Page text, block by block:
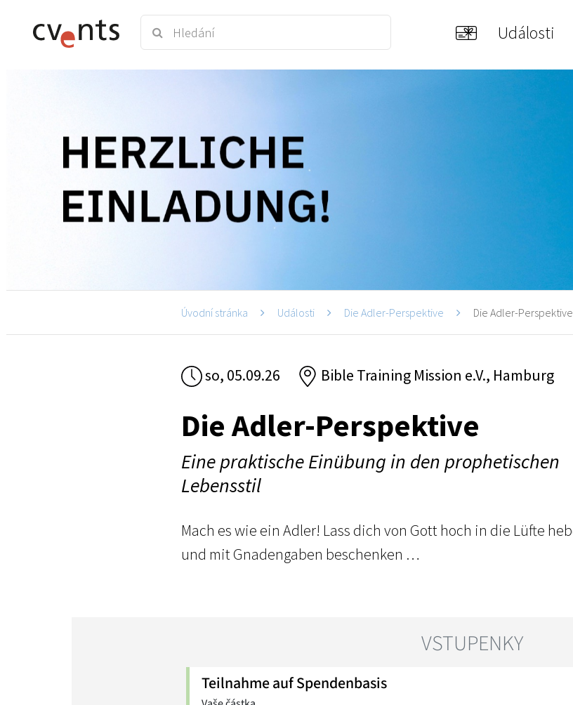
Události
Úvodní stránka Události Die Adler-Perspektive Die Adler-
so, 05.09.26 Bible Training Mission e.V., Hamburg
Die Adler-Perspektive
Eine praktische Einübung in den prophetischen
Lebensstil
Mach es wie ein Adler! Lass dich von Gott hoch in die Lüfte
und mit Gnadengaben beschenken …